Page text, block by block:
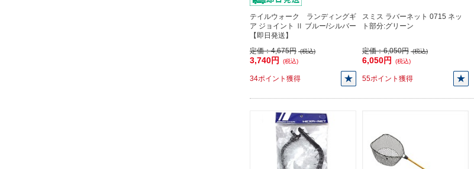
テイルウォーク ランディングギ
ア ジョイント Ⅱ ブルー/シルバー
【即日発送】
定価：4,675円 (税込)
3,740円 (税込)
34ポイント獲得
スミス ラバーネット 0715 ネッ
ト部分:グリーン
定価：6,050円 (税込)
6,050円 (税込)
55ポイント獲得